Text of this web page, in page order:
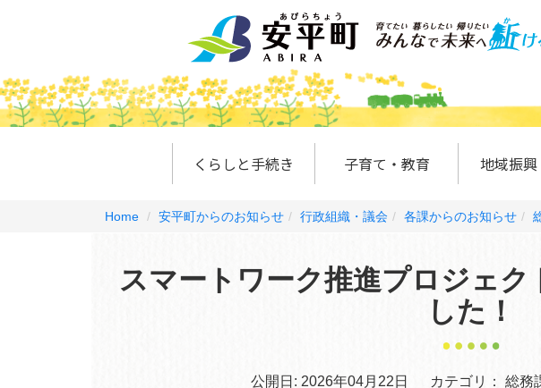
くらしと手続き 子育て・教育 地域振
Home 安平町からのお知らせ 行政組織・議会 各課からのお知らせ
スマートワーク推進プロジェク
した！
公開日: 2026年04月22日 カテゴリ： 総務